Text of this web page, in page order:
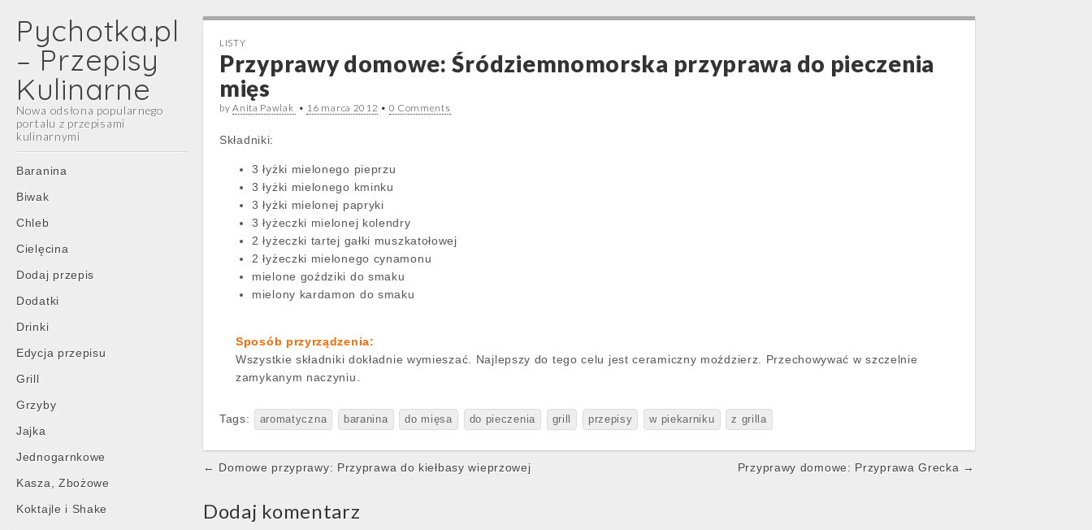
Pychotka.pl
– Przepisy
Kulinarne
Nowa odsłona popularnego
portalu z przepisami
kulinarnymi
Main
menu
Skip
content
Baranina
Biwak
Chleb
Cielęcina
Dodaj przepis
Dodatki
Drinki
Edycja przepisu
Grill
Grzyby
Jajka
Jednogarnkowe
Kasza, Zbożowe
Koktajle i Shake
LISTY
Przyprawy domowe: Śródziemnomorska przyprawa do pieczenia
mięs
byAnita Pawlak • 16 marca 2012 • 0 Comments
Składniki:
3 łyżki mielonego pieprzu
3 łyżki mielonego kminku
3 łyżki mielonej papryki
3 łyżeczki mielonej kolendry
2 łyżeczki tartej gałki muszkatołowej
2 łyżeczki mielonego cynamonu
mielone goździki do smaku
mielony kardamon do smaku
Sposób przyrządzenia:
Wszystkie składniki dokładnie wymieszać. Najlepszy do tego celu jest ceramiczny moździerz. Przechowywać w szczelnie
zamykanym naczyniu.
Tags: aromatyczna baranina do mięsa do pieczenia grill przepisy w piekarniku z grilla
Post
← Domowe przyprawy: Przyprawa do kiełbasy wieprzowej Przyprawy domowe: Przyprawa Grecka →
Dodaj komentarz